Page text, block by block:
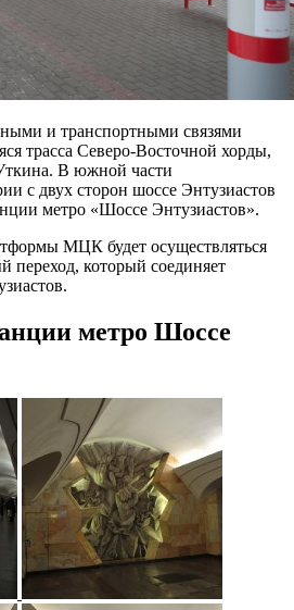
и транспортными связями
трасса Северо-Восточной хорды,
В южной части
с двух сторон шоссе Энтузиастов
метро «Шоссе Энтузиастов».
МЦК будет осуществляться
переход, который соединяет
метро Шоссе